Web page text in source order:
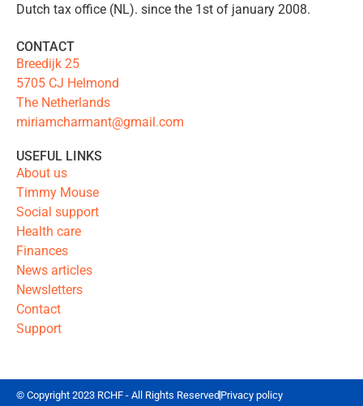
Dutch tax office (NL). since the 1st of january 2008.
CONTACT
Breedijk 25
5705 CJ Helmond
The Netherlands
miriamcharmant@gmail.com
USEFUL LINKS
About us
Timmy Mouse
Social support
Health care
Finances
News articles
Newsletters
Contact
Support
© Copyright 2023 RCHF - All Rights Reserved Privacy policy